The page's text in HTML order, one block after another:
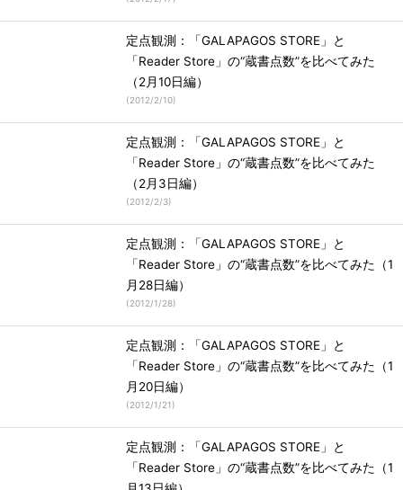
定点観測：「GALAPAGOS STORE」と
「Reader Store」の“蔵書点数”を比べてみた
（2月10日編）
(2012/2/10)
定点観測：「GALAPAGOS STORE」と
「Reader Store」の“蔵書点数”を比べてみた
（2月3日編）
(2012/2/3)
定点観測：「GALAPAGOS STORE」と
「Reader Store」の“蔵書点数”を比べてみた（1
月28日編）
(2012/1/28)
定点観測：「GALAPAGOS STORE」と
「Reader Store」の“蔵書点数”を比べてみた（1
月20日編）
(2012/1/21)
定点観測：「GALAPAGOS STORE」と
「Reader Store」の“蔵書点数”を比べてみた（1